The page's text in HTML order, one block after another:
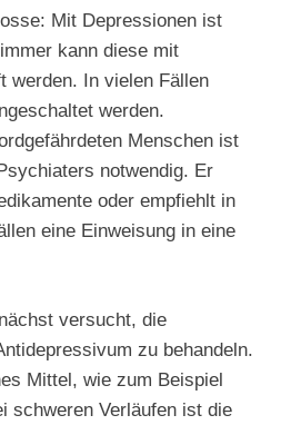
Mit Depressionen ist
kann diese mit
werden. In vielen Fällen
werden.
Menschen ist
notwendig. Er
oder empfiehlt in
eine Einweisung in eine
versucht, die
zu behandeln.
Mittel, wie zum Beispiel
schweren Verläufen ist die